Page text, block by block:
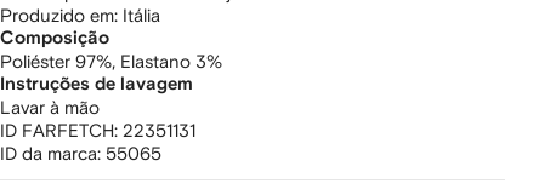
Produzido em: Itália
Composição
Poliéster 97%, Elastano 3%
Instruções de lavagem
Lavar à mão
ID FARFETCH: 22351131
ID da marca: 55065